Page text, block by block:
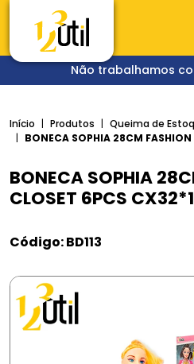
Não trabalhamos
Início Produtos Queima de
BONECA SOPHIA 28CM
BONECA SOPHIA
CLOSET 6PCS
Código: BD113